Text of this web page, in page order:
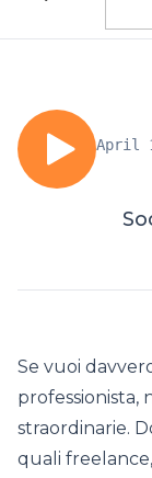
April
Se vuoi
professionista,
straordinarie.
quali